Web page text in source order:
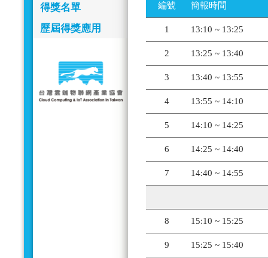
得獎名單
歷屆得獎應用
編號 簡報時間
1 13:10 ~ 13:25
2 13:25 ~ 13:40
3 13:40 ~ 13:55
4 13:55 ~ 14:10
5 14:10 ~ 14:25
6 14:25 ~ 14:40
7 14:40 ~ 14:55
8 15:10 ~ 15:25
9 15:25 ~ 15:40